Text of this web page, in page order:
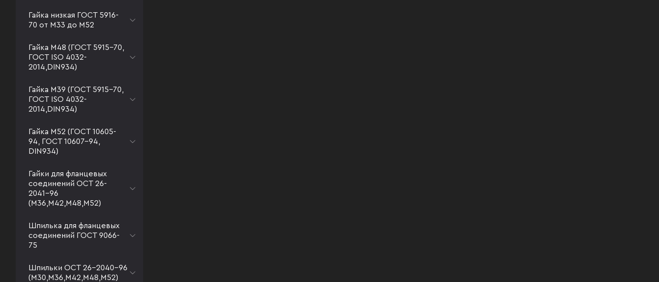
Гайка низкая ГОСТ 5916-
70 от М33 до М52
Гайка М48 (ГОСТ 5915-70,
ГОСТ ISO 4032-
2014,DIN934)
Гайка М39 (ГОСТ 5915-70,
ГОСТ ISO 4032-
2014,DIN934)
Гайка М52 (ГОСТ 10605-
94, ГОСТ 10607-94,
DIN934)
Гайки для фланцевых
соединений ОСТ 26-
2041-96
(М36,М42,М48,М52)
Шпилька для фланцевых
соединений ГОСТ 9066-
75
Шпильки ОСТ 26-2040-96
(М30,М36,М42,М48,М52)